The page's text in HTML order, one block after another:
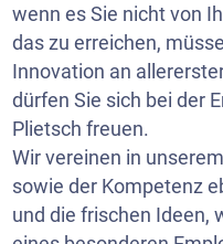
wenn es Sie nicht von
das zu erreichen,
Innovation an
dürfen Sie sich bei der
Plietsch freuen.
Wir vereinen in
sowie der Kompetenz
und die frischen Ideen,